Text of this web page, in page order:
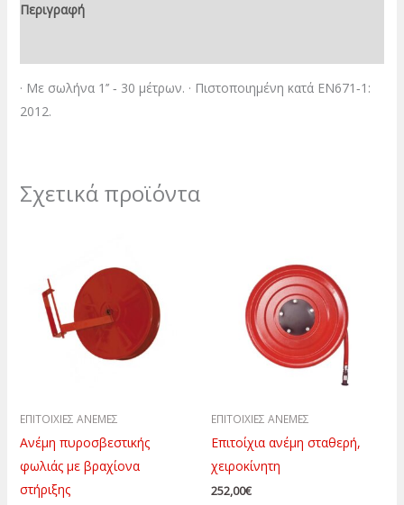
Περιγραφή
· Με σωλήνα 1’’ ‐ 30 μέτρων. · Πιστοποιημένη κατά ΕΝ671‐1:
2012.
Σχετικά προϊόντα
ΕΠΙΤΟΙΧΙΕΣ ΑΝΕΜΕΣ
Ανέμη πυροσβεστικής
φωλιάς με βραχίονα
στήριξης
ΕΠΙΤΟΙΧΙΕΣ ΑΝΕΜΕΣ
Επιτοίχια ανέμη σταθερή,
χειροκίνητη
252,00€